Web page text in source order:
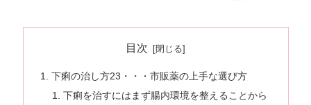
目次
下痢の治し方23・・・市販薬の上手な選び方
下痢を治すにはまず腸内環境を整えることから